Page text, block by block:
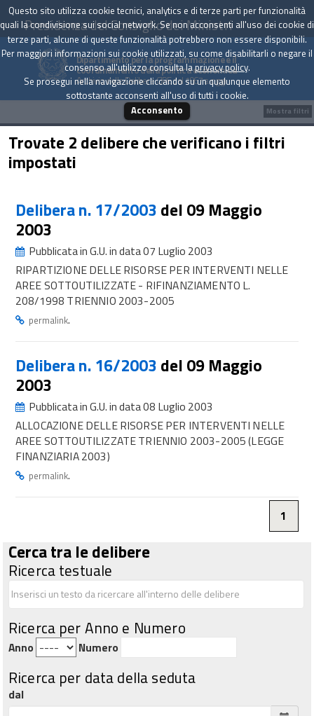
Presidenza del Consiglio dei Ministri
Dipartimento per la programmazione e il
coordinamento della politica economica
Archivio delle Delibere CIPE dal 1967 a oggi
Trovate 2 delibere che verificano i filtri
impostati
Delibera n. 17/2003 del 09 Maggio
2003
Pubblicata in G.U. in data 07 Luglio 2003
RIPARTIZIONE DELLE RISORSE PER INTERVENTI NELLE
AREE SOTTOUTILIZZATE - RIFINANZIAMENTO L.
208/1998 TRIENNIO 2003-2005
permalink.
Delibera n. 16/2003 del 09 Maggio
2003
Pubblicata in G.U. in data 08 Luglio 2003
ALLOCAZIONE DELLE RISORSE PER INTERVENTI NELLE
AREE SOTTOUTILIZZATE TRIENNIO 2003-2005 (LEGGE
FINANZIARIA 2003)
permalink.
1
Cerca tra le delibere
Ricerca testuale
Ricerca per Anno e Numero
Anno Numero
Ricerca per data della seduta
dal
Mostra filtri
Questo sito utilizza cookie tecnici, analytics e di terze parti per funzionalità
quali la condivisione sui social network. Se non acconsenti all'uso dei cookie di
terze parti, alcune di queste funzionalità potrebbero non essere disponibili.
Per maggiori informazioni sui cookie utilizzati, su come disabilitarli o negare il
consenso all'utilizzo consulta laprivacy policy.
Se prosegui nella navigazione cliccando su un qualunque elemento
sottostante acconsenti all'uso di tutti i cookie.
Acconsento